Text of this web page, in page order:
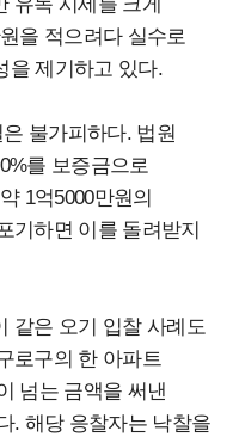
을 적으려다 실수로
을 제기하고 있다.
불가피하다. 법원
를 보증금으로
1억5000만원의
기하면 이를 돌려받지
같은 오기 입찰 사례도
로구의 한 아파트
넘는 금액을 써낸
. 해당 응찰자는 낙찰을